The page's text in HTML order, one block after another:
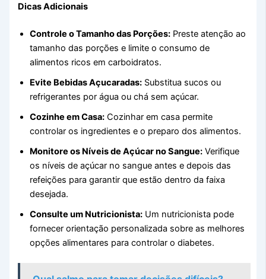
Dicas Adicionais
Controle o Tamanho das Porções: Preste atenção ao
tamanho das porções e limite o consumo de
alimentos ricos em carboidratos.
Evite Bebidas Açucaradas: Substitua sucos ou
refrigerantes por água ou chá sem açúcar.
Cozinhe em Casa: Cozinhar em casa permite
controlar os ingredientes e o preparo dos alimentos.
Monitore os Níveis de Açúcar no Sangue: Verifique
os níveis de açúcar no sangue antes e depois das
refeições para garantir que estão dentro da faixa
desejada.
Consulte um Nutricionista: Um nutricionista pode
fornecer orientação personalizada sobre as melhores
opções alimentares para controlar o diabetes.